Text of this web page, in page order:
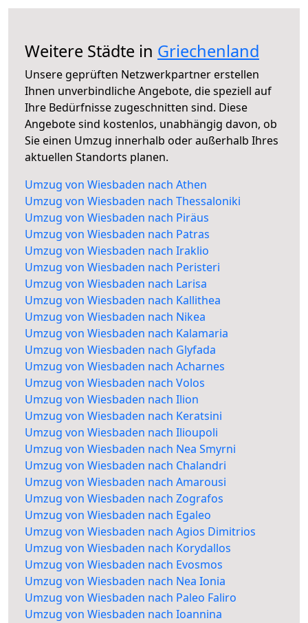
Weitere Städte in Griechenland
Unsere geprüften Netzwerkpartner erstellen
Ihnen unverbindliche Angebote, die speziell auf
Ihre Bedürfnisse zugeschnitten sind. Diese
Angebote sind kostenlos, unabhängig davon, ob
Sie einen Umzug innerhalb oder außerhalb Ihres
aktuellen Standorts planen.
Umzug von Wiesbaden nach Athen
Umzug von Wiesbaden nach Thessaloniki
Umzug von Wiesbaden nach Piräus
Umzug von Wiesbaden nach Patras
Umzug von Wiesbaden nach Iraklio
Umzug von Wiesbaden nach Peristeri
Umzug von Wiesbaden nach Larisa
Umzug von Wiesbaden nach Kallithea
Umzug von Wiesbaden nach Nikea
Umzug von Wiesbaden nach Kalamaria
Umzug von Wiesbaden nach Glyfada
Umzug von Wiesbaden nach Acharnes
Umzug von Wiesbaden nach Volos
Umzug von Wiesbaden nach Ilion
Umzug von Wiesbaden nach Keratsini
Umzug von Wiesbaden nach Ilioupoli
Umzug von Wiesbaden nach Nea Smyrni
Umzug von Wiesbaden nach Chalandri
Umzug von Wiesbaden nach Amarousi
Umzug von Wiesbaden nach Zografos
Umzug von Wiesbaden nach Egaleo
Umzug von Wiesbaden nach Agios Dimitrios
Umzug von Wiesbaden nach Korydallos
Umzug von Wiesbaden nach Evosmos
Umzug von Wiesbaden nach Nea Ionia
Umzug von Wiesbaden nach Paleo Faliro
Umzug von Wiesbaden nach Ioannina